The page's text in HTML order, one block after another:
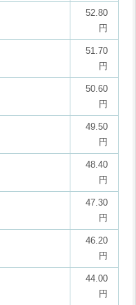
52.80
円
51.70
円
50.60
円
49.50
円
48.40
円
47.30
円
46.20
円
44.00
円